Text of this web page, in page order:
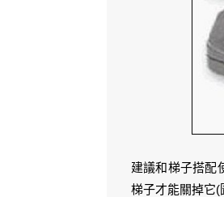
建議和梯子搭配
梯子才能關掉它(